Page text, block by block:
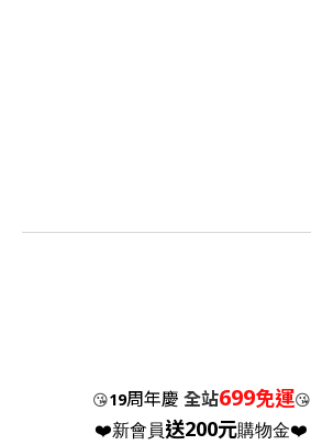
😘19周年慶 全站699免運😘
❤️新會員送200元購物金❤️